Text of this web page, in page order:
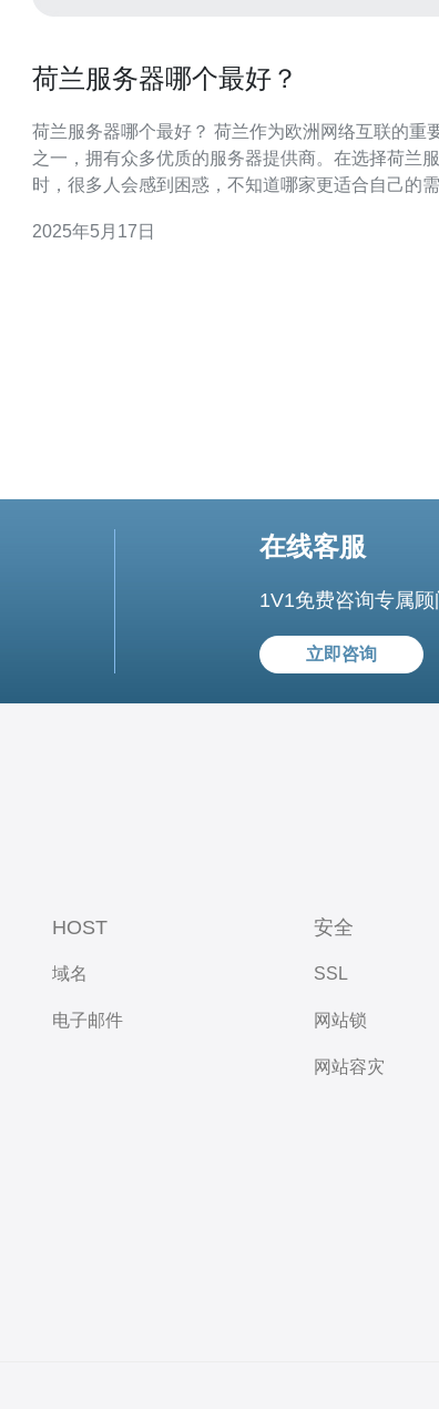
荷兰服务器哪个最好？
荷兰服务器哪个最好？ 荷兰作为欧洲网络互联的重要枢纽
之一，拥有众多优质的服务器提供商。在选择荷兰
时，很多人会感到困惑，不知道哪家更适合自己的
智的选择。 荷兰服务器提供商1是一家老牌的服务商，拥
2025年5月17日
在线客服
1V1免费咨询专属
立即咨询
HOST
域名
电子邮件
安全
SSL
网站锁
网站容灾